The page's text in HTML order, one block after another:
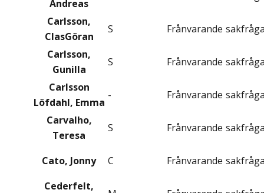
Andreas
Carlsson,
ClasGöran
S Frånvarande
Carlsson,
Gunilla
S Frånvarande
Carlsson
Löfdahl, Emma
- Frånvarande
Carvalho,
Teresa
S Frånvarande
Cato, Jonny C Frånvarande
Cederfelt,